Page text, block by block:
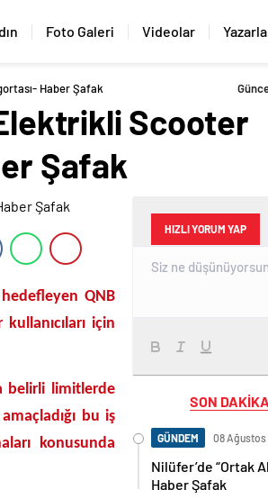
Foto Galeri Videolar
Haber Şafak
Scooter
Şafak
QNB
için
belirli limitlerde
bu iş
konusunda
HIZLI YORUM YAP
SON DAKİKA
GÜNDEM 08
Nilüfer’de “Ortak
Haber Şafak